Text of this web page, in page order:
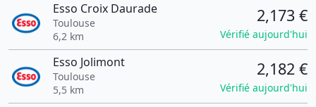
Esso Croix Daurade
Toulouse
6,2 km
2,173 €
Vérifié aujourd'hui
Esso Jolimont
Toulouse
5,5 km
2,182 €
Vérifié aujourd'hui